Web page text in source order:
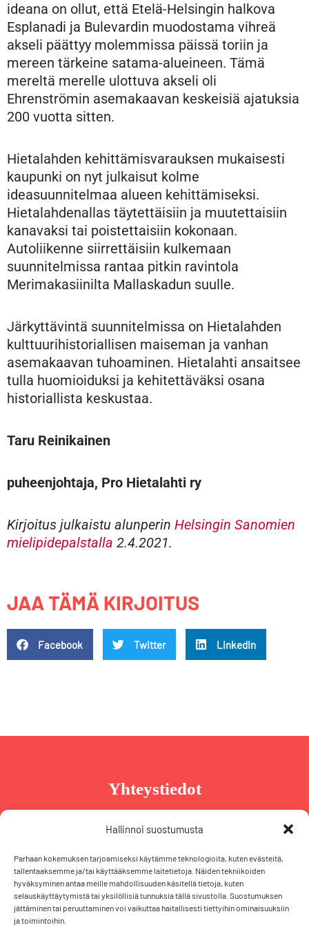
Hallinnoi suostumusta
Parhaan kokemuksen tarjoamiseksi käytämme teknologioita, kuten evästeitä,
tallentaaksemme ja/tai käyttääksemme laitetietoja. Näiden tekniikoiden
hyväksyminen antaa meille mahdollisuuden käsitellä tietoja, kuten
selauskäyttäytymistä tai yksilöllisiä tunnuksia tällä sivustolla. Suostumuksen
jättäminen tai peruuttaminen voi vaikuttaa haitallisesti tiettyihin ominaisuuksiin
ja toimintoihin.
ideana on ollut, että Etelä-Helsingin halkova
Esplanadi ja Bulevardin muodostama vihreä
akseli päättyy molemmissa päissä toriin ja
mereen tärkeine satama-alueineen. Tämä
mereltä merelle ulottuva akseli oli
Ehrenströmin asemakaavan keskeisiä ajatuksia
200 vuotta sitten.
Hietalahden kehittämisvarauksen mukaisesti
kaupunki on nyt julkaisut kolme
ideasuunnitelmaa alueen kehittämiseksi.
Hietalahdenallas täytettäisiin ja muutettaisiin
kanavaksi tai poistettaisiin kokonaan.
Autoliikenne siirrettäisiin kulkemaan
suunnitelmissa rantaa pitkin ravintola
Merimakasiinilta Mallaskadun suulle.
Järkyttävintä suunnitelmissa on Hietalahden
kulttuurihistoriallisen maiseman ja vanhan
asemakaavan tuhoaminen. Hietalahti ansaitsee
tulla huomioiduksi ja kehitettäväksi osana
historiallista keskustaa.
Taru Reinikainen
puheenjohtaja, Pro Hietalahti ry
Kirjoitus julkaistu alunperin Helsingin Sanomien
mielipidepalstalla 2.4.2021.
JAA TÄMÄ KIRJOITUS
Facebook Twitter LinkedIn
Yhteystiedot
Taru Reinikainen
taru@tarureinikainen.fi
Vaalipäällikö